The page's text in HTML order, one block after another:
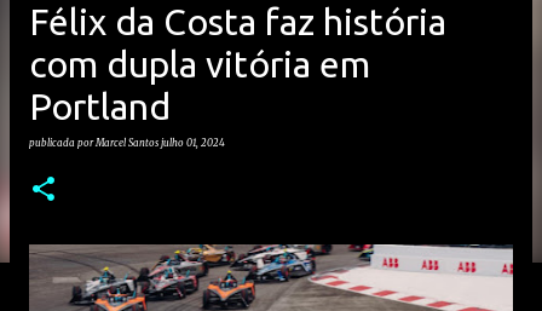
Félix da Costa faz história
com dupla vitória em
Portland
publicada porMarcel Santos julho 01, 2024